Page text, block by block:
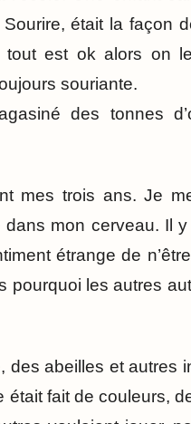
était la façon
est ok alors on le
souriante.
des tonnes
mes trois ans. Je
mon cerveau. Il
étrange de
pourquoi les autres
des abeilles et autres
fait de couleurs,